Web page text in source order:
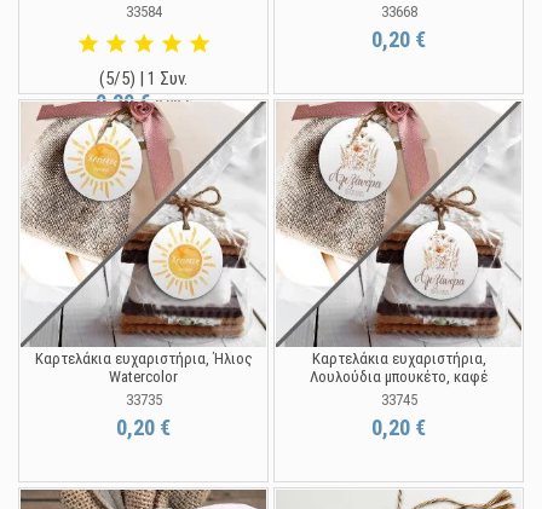
33584
(5/5) | 1 Συν.
0,20 €0,30 €
33668
0,20 €
Καρτελάκια ευχαριστήρια, Ήλιος
Watercolor
33735
0,20 €
Καρτελάκια ευχαριστήρια,
Λουλούδια μπουκέτο, καφέ
33745
0,20 €